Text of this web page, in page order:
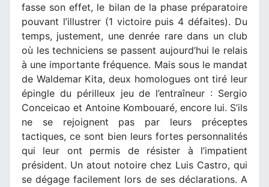
fasse son effet, le bilan de la phase préparatoire
pouvant l’illustrer (1 victoire puis 4 défaites). Du
temps, justement, une denrée rare dans un club
où les techniciens se passent aujourd’hui le relais
à une importante fréquence. Mais sous le mandat
de Waldemar Kita, deux homologues ont tiré leur
épingle du périlleux jeu de l’entraîneur : Sergio
Conceicao et Antoine Kombouaré, encore lui. S’ils
ne se rejoignent pas par leurs préceptes
tactiques, ce sont bien leurs fortes personnalités
qui leur ont permis de résister à l’impatient
président. Un atout notoire chez Luis Castro, qui
se dégage facilement lors de ses déclarations. A